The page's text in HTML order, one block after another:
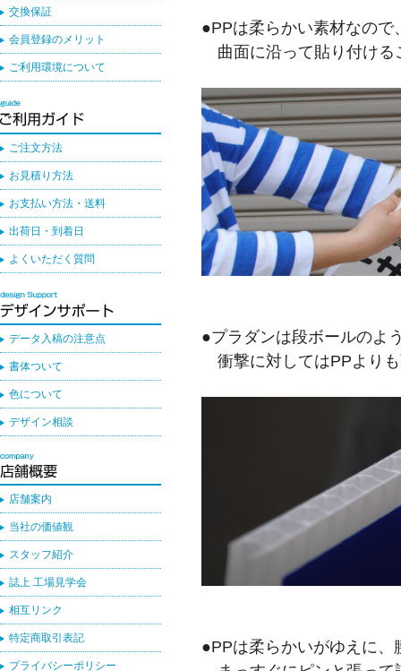
●PPは柔らかい素材なので
曲面に沿って貼り付ける
●プラダンは段ボールのよ
衝撃に対してはPPより
●PPは柔らかいがゆえに、
交換保証
会員登録のメリット
ご利用環境について
ご注文方法
お見積り方法
お支払い方法・送料
出荷日・到着日
よくいただく質問
データ入稿の注意点
書体ついて
色について
デザイン相談
店舗案内
当社の価値観
スタッフ紹介
誌上 工場見学会
相互リンク
特定商取引表記
プライバシーポリシー